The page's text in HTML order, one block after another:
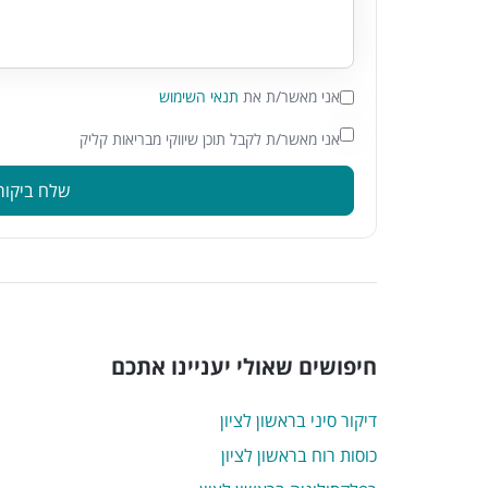
אני מאשר/ת את תנאי השימוש
אני מאשר/ת לקבל תוכן שיווקי מבריאות קליק
שלח
חיפושים שאולי יעניינו אתכם
דיקור סיני בראשון לציון
כוסות רוח בראשון לציון